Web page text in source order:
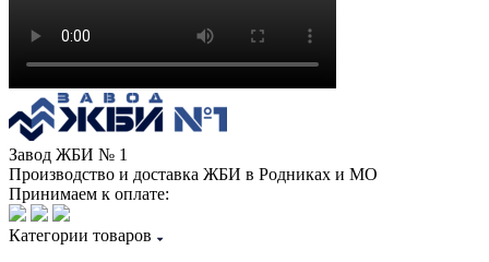
Завод ЖБИ № 1
Производство и доставка ЖБИ в Родниках и МО
Принимаем к оплате:
Категории товаров